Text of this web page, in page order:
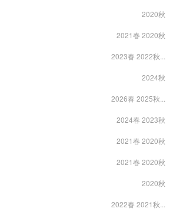
2020秋
2021春 2020秋
2023春 2022秋...
2024秋
2026春 2025秋...
2024春 2023秋
2021春 2020秋
2021春 2020秋
2020秋
2022春 2021秋...